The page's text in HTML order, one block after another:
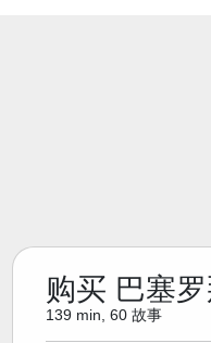
购买 巴塞
139 min, 60 故事